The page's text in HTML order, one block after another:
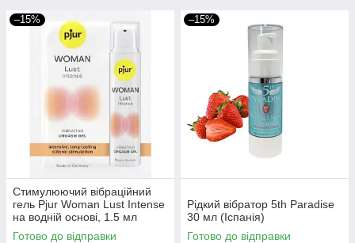
–15%
Стимулюючий вібраційний
гель Pjur Woman Lust Intense
на водній основі, 1.5 мл
Готово до відправки
–15%
Рідкий вібратор 5th Paradise
30 мл (Іспанія)
Готово до відправки